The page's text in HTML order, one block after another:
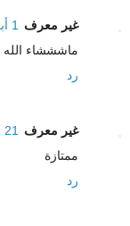
غير معرف 1 أبريل 2013 في 8:50 م
ماشششاء الله
رد
غير معرف 21 أبريل 2013 في 9:00 ص
ممتازة
رد